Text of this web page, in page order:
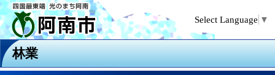
Select Language ▼
林業